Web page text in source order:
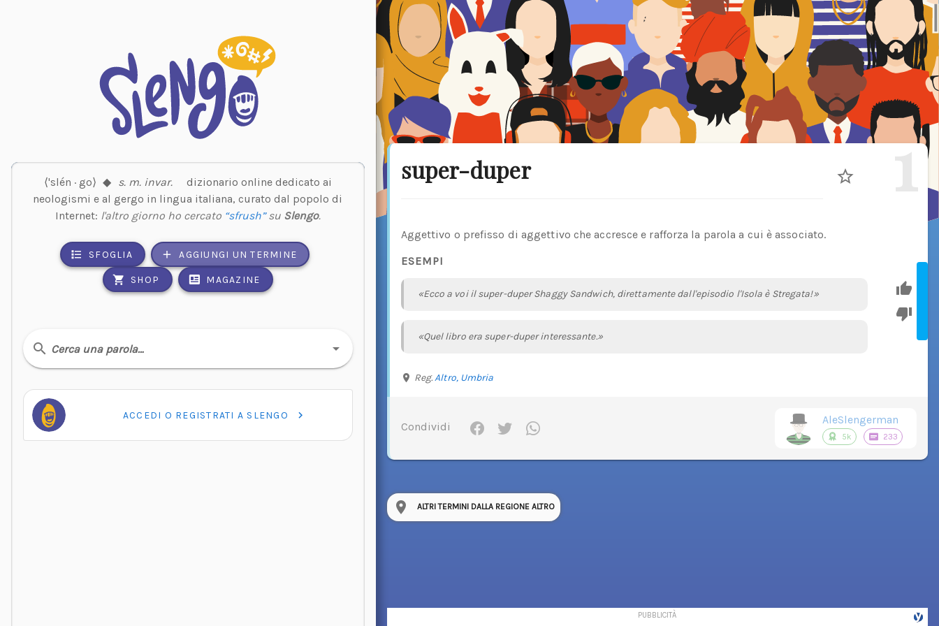
⟨'slén · go⟩ ◆ s. m. invar.
dizionario online dedicato ai
neologismi e al gergo in lingua italiana, curato dal popolo di
Internet: l'altro giorno ho cercato “sfrush”su Slengo.
SFOGLIA AGGIUNGI UN TERMINE
SHOP MAGAZINE
Cerca una parola…
ACCEDI O REGISTRATI A SLENGO
super-duper 1
Aggettivo o prefisso di aggettivo che accresce e rafforza la parola a cui è associato.
ESEMPI
«Ecco a voi il super-duper Shaggy Sandwich, direttamente dall'episodio l'Isola è Stregata!»
«Quel libro era super-duper interessante.»
Reg.Altro,Umbria
Condividi
AleSlengerman
5k 233
ALTRI TERMINI DALLA REGIONE ALTRO